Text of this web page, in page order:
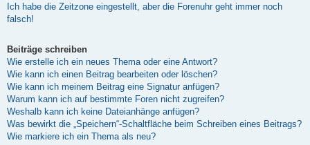
Ich habe die Zeitzone eingestellt, aber die Forenuhr geht immer noch
falsch!
Beiträge schreiben
Wie erstelle ich ein neues Thema oder eine Antwort?
Wie kann ich einen Beitrag bearbeiten oder löschen?
Wie kann ich meinem Beitrag eine Signatur anfügen?
Warum kann ich auf bestimmte Foren nicht zugreifen?
Weshalb kann ich keine Dateianhänge anfügen?
Was bewirkt die „Speichern“-Schaltfläche beim Schreiben eines Beitrags?
Wie markiere ich ein Thema als neu?